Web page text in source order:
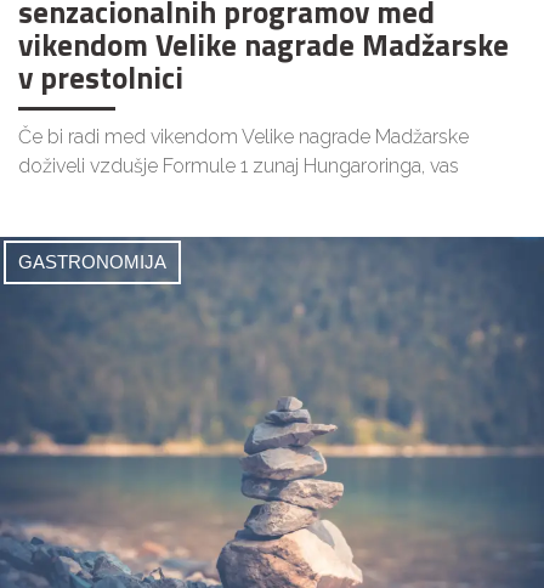
senzacionalnih programov med
vikendom Velike nagrade Madžarske
v prestolnici
Če bi radi med vikendom Velike nagrade Madžarske
doživeli vzdušje Formule 1 zunaj Hungaroringa, vas
GASTRONOMIJA